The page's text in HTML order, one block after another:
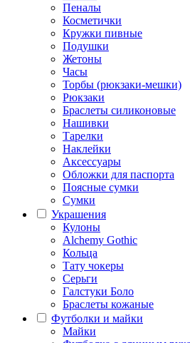
Пеналы
Косметички
Кружки пивные
Подушки
Жетоны
Часы
Торбы (рюкзаки-мешки)
Рюкзаки
Браслеты силиконовые
Нашивки
Тарелки
Наклейки
Аксессуары
Обложки для паспорта
Поясные сумки
Сумки
Украшения
Кулоны
Alchemy Gothic
Кольца
Тату чокеры
Серьги
Галстуки Боло
Браслеты кожаные
Футболки и майки
Майки